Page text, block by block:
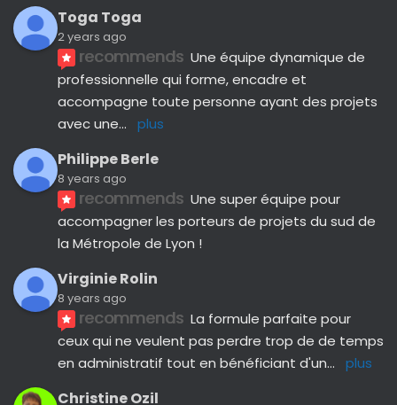
Toga Toga
2 years ago
recommends Une équipe dynamique de
professionnelle qui forme, encadre et
accompagne toute personne ayant des projets
avec une... plus
Philippe Berle
8 years ago
recommends Une super équipe pour
accompagner les porteurs de projets du sud de
la Métropole de Lyon !
Virginie Rolin
8 years ago
recommends La formule parfaite pour
ceux qui ne veulent pas perdre trop de de temps
en administratif tout en bénéficiant d'un... plus
Christine Ozil